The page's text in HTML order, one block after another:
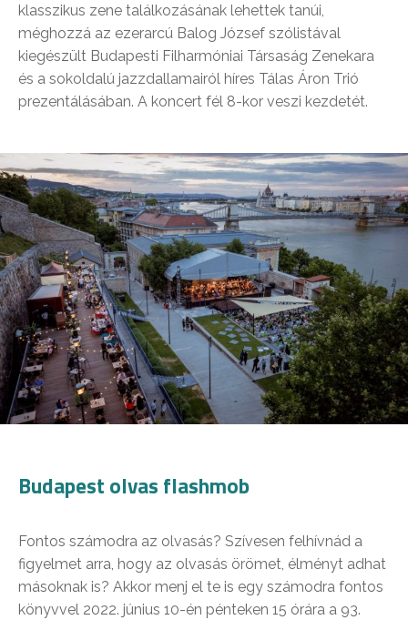
klasszikus zene találkozásának lehettek tanúi,
méghozzá az ezerarcú Balog József szólistával
kiegészült Budapesti Filharmóniai Társaság Zenekara
és a sokoldalú jazzdallamairól híres Tálas Áron Trió
prezentálásában. A koncert fél 8-kor veszi kezdetét.
Budapest olvas flashmob
Fontos számodra az olvasás? Szívesen felhívnád a
figyelmet arra, hogy az olvasás örömet, élményt adhat
másoknak is? Akkor menj el te is egy számodra fontos
könyvvel 2022. június 10-én pénteken 15 órára a 93.